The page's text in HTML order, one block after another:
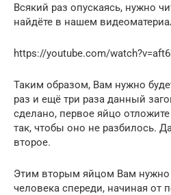
Всякий раз опускаясь, нужно
найдёте в нашем
https://youtube.com/
Таким образом, Вам нужно
раз и ещё три раза данный
сделано, первое яйцо
так, чтобы оно не разбилось.
второе.
Этим вторым яйцом Вам нужно
человека спереди, начиная от